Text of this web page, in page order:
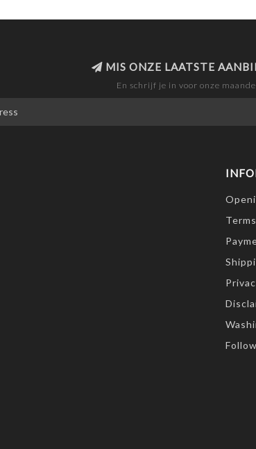
MIS ONZE LAATSTE
En schrijf je in voor onze